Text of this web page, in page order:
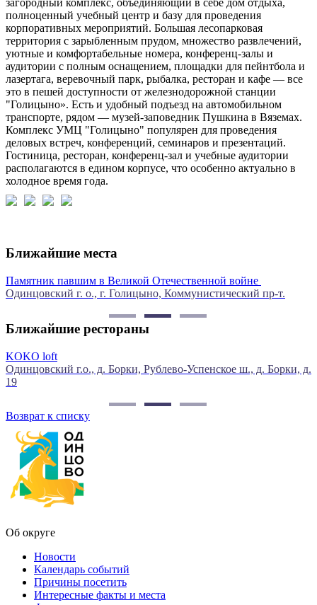
полноценный учебный центр и базу для проведения
корпоративных мероприятий. Большая лесопарковая
территория с зарыбленным прудом, множество развлечений,
уютные и комфортабельные номера, конференц-залы и
аудитории с полным оснащением, площадки для пейнтбола и
лазертага, веревочный парк, рыбалка, ресторан и кафе — все
это в пешей доступности от железнодорожной станции
"Голицыно». Есть и удобный подъезд на автомобильном
транспорте, рядом — музей-заповедник Пушкина в Вяземах.
Комплекс УМЦ "Голицыно" популярен для проведения
деловых встреч, конференций, семинаров и презентаций.
Гостиница, ресторан, конференц-зал и учебные аудитории
располагаются в едином корпусе, что особенно актуально в
холодное время года.
Ближайшие места
Памятник павшим в Великой Отечественной войне
Одинцовский г. о., г. Голицыно, Коммунистический пр-т.
Ближайшие рестораны
KOKO loft
Одинцовский г.о., д. Борки, Рублево-Успенское ш., д. Борки, д.
19
Возврат к списку
Об округе
Новости
Календарь событий
Причины посетить
Интересные факты и места